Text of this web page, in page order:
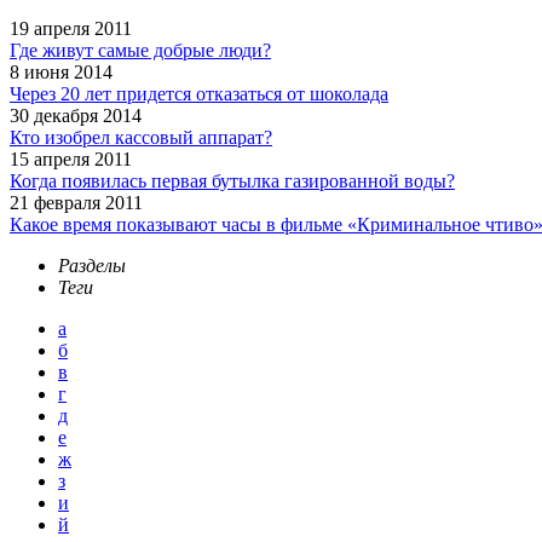
19 апреля 2011
Где живут самые добрые люди?
8 июня 2014
Через 20 лет придется отказаться от шоколада
30 декабря 2014
Кто изобрел кассовый аппарат?
15 апреля 2011
Когда появилась первая бутылка газированной воды?
21 февраля 2011
Какое время показывают часы в фильме «Криминальное
Разделы
Теги
а
б
в
г
д
е
ж
з
и
й